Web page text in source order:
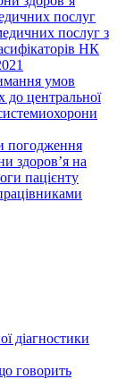
послуг
послуг з
НК
умов
до центральної
погодження
здоров’я на
пацієнту
діагностики
говорить